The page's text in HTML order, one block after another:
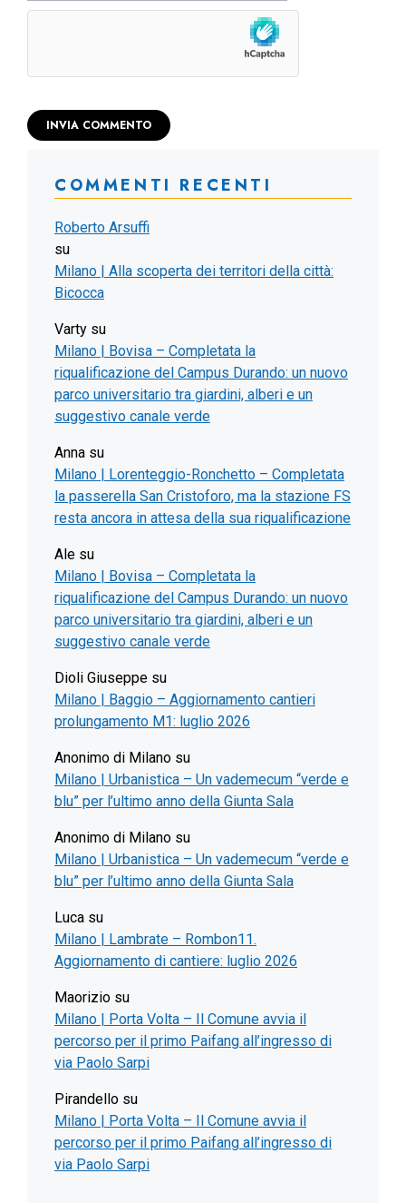
COMMENTI RECENTI
Roberto Arsuffi
su
Milano | Alla scoperta dei territori della città:
Bicocca
Varty su
Milano | Bovisa – Completata la
riqualificazione del Campus Durando: un nuovo
parco universitario tra giardini, alberi e un
suggestivo canale verde
Anna su
Milano | Lorenteggio-Ronchetto – Completata
la passerella San Cristoforo, ma la stazione FS
resta ancora in attesa della sua riqualificazione
Ale su
Milano | Bovisa – Completata la
riqualificazione del Campus Durando: un nuovo
parco universitario tra giardini, alberi e un
suggestivo canale verde
Dioli Giuseppe su
Milano | Baggio – Aggiornamento cantieri
prolungamento M1: luglio 2026
Anonimo di Milano su
Milano | Urbanistica – Un vademecum “verde e
blu” per l’ultimo anno della Giunta Sala
Anonimo di Milano su
Milano | Urbanistica – Un vademecum “verde e
blu” per l’ultimo anno della Giunta Sala
Luca su
Milano | Lambrate – Rombon11.
Aggiornamento di cantiere: luglio 2026
Maorizio su
Milano | Porta Volta – Il Comune avvia il
percorso per il primo Paifang all’ingresso di
via Paolo Sarpi
Pirandello su
Milano | Porta Volta – Il Comune avvia il
percorso per il primo Paifang all’ingresso di
via Paolo Sarpi